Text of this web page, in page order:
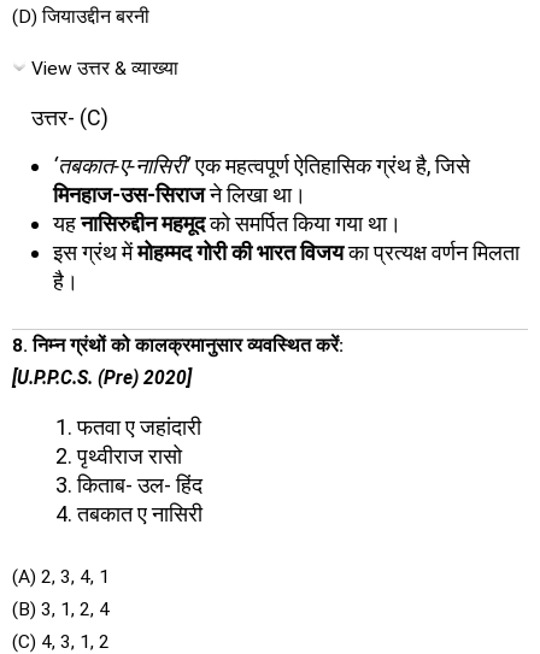
(D) जियाउद्दीन बरनी
View उत्तर & व्याख्या
उत्तर- (C)
‘तबकात-ए-नासिरी’एक महत्वपूर्ण ऐतिहासिक ग्रंथ है, जिसे
मिनहाज-उस-सिराजने लिखा था।
यहनासिरुद्दीन महमूदको समर्पित किया गया था।
इस ग्रंथ मेंमोहम्मद गोरी की भारत विजयका प्रत्यक्ष वर्णन मिलता
है।
8. निम्न ग्रंथों को कालक्रमानुसार व्यवस्थित करें:
[U.P.P.C.S. (Pre) 2020]
फतवा ए जहांदारी
पृथ्वीराज रासो
किताब- उल- हिंद
तबकात ए नासिरी
(A) 2, 3, 4, 1
(B) 3, 1, 2, 4
(C) 4, 3, 1, 2